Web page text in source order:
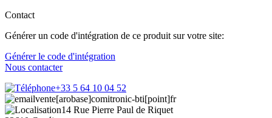
Contact
Générer un code d'intégration de ce produit sur votre site:
Générer le code d'intégration
Nous contacter
+33 5 64 10 04 52
vente[arobase]comitronic-bti[point]fr
14 Rue Pierre Paul de Riquet